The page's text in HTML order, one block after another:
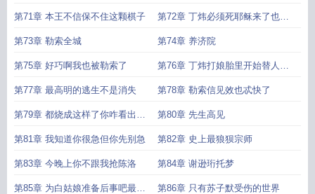
第71章 本王不信保不住这颗棋子 第72章 丁炜必须死耶稣来了也留
不住
第73章 勒索全城 第74章 养济院
第75章 好巧啊我也被勒索了 第76章 丁炜打娘胎里开始替人干
脏活
第77章 最高明的逃生不是消失 第78章 勒索信见效也忒快了
第79章 都烧成这样了你咋看出年
龄的
第80章 先生高见
第81章 我知道你很急但你先别急 第82章 史上最狼狈宗师
第83章 今晚上你不跟我抢陈洛 第84章 谢逊珩托梦
第85章 为白姑娘准备后事吧最多 第86章 只有苏子默受伤的世界